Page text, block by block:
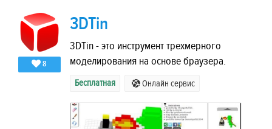
8
3DTin
3DTin - это инструмент трехмерного
моделирования на основе браузера.
Бесплатная Онлайн сервис